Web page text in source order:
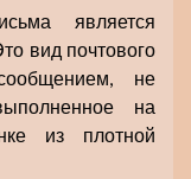
является
вид почтового
не
на
из плотной